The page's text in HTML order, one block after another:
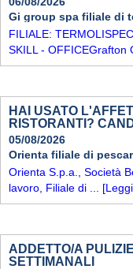
Gi group spa filiale di
FILIALE:
SKILL - OFFICEGrafton
HAI USATO
RISTORANTI?
05/08/2026
Orienta filiale di
Orienta S.p.a., Società
lavoro, Filiale di ...
ADDETTO/A
SETTIMANALI